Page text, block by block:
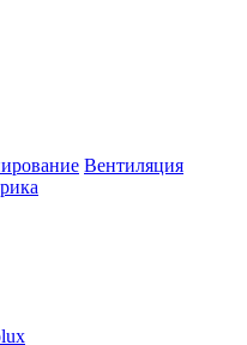
Вентиляция